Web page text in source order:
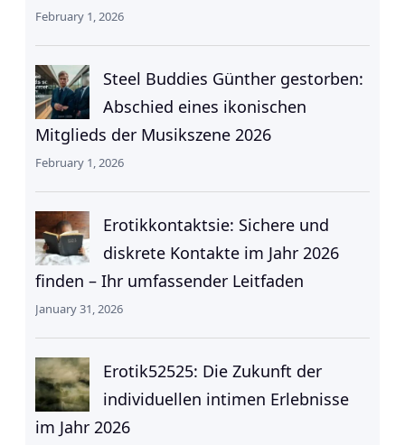
February 1, 2026
Steel Buddies Günther gestorben:
Abschied eines ikonischen
Mitglieds der Musikszene 2026
February 1, 2026
Erotikkontaktsie: Sichere und
diskrete Kontakte im Jahr 2026
finden – Ihr umfassender Leitfaden
January 31, 2026
Erotik52525: Die Zukunft der
individuellen intimen Erlebnisse
im Jahr 2026